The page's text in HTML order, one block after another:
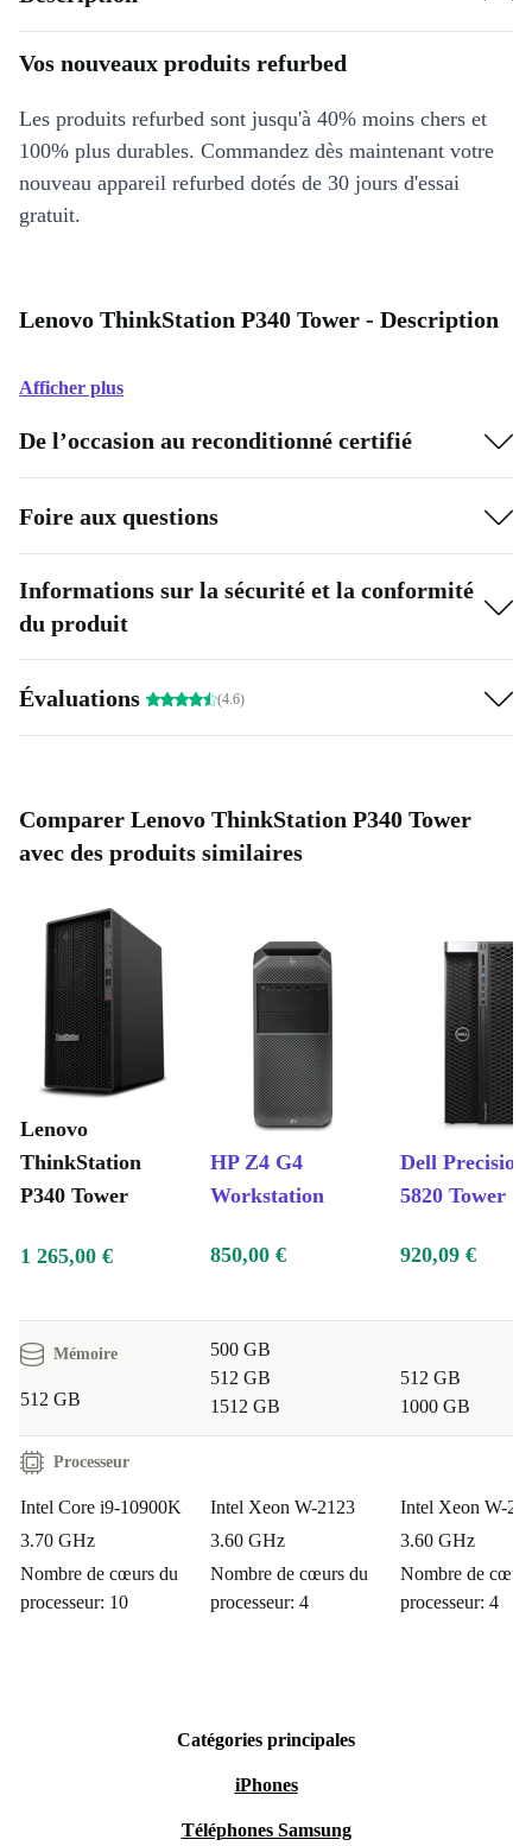
Vos nouveaux produits refurbed
Les produits refurbed sont jusqu'à 40% moins chers et
100% plus durables. Commandez dès maintenant votre
nouveau appareil refurbed dotés de 30 jours d'essai
gratuit.
Lenovo ThinkStation P340 Tower - Description
Afficher plus
De l’occasion au reconditionné certifié
Foire aux questions
Informations sur la sécurité et la conformité
du produit
Évaluations (4.6)
Comparer Lenovo ThinkStation P340 Tower
avec des produits similaires
Lenovo
ThinkStation
P340 Tower
HP Z4 G4
Workstation
Dell Precision
5820 Tower
1 265,00 € 850,00 € 920,09 €
Mémoire
512 GB
500 GB
512 GB
1512 GB
512 GB
1000 GB
Processeur
Intel Core i9-10900K
3.70 GHz
Nombre de cœurs du
processeur: 10
Intel Xeon W-2123
3.60 GHz
Nombre de cœurs du
processeur: 4
Intel Xeon W-
3.60 GHz
Nombre de
processeur: 4
Catégories principales
iPhones
Téléphones Samsung